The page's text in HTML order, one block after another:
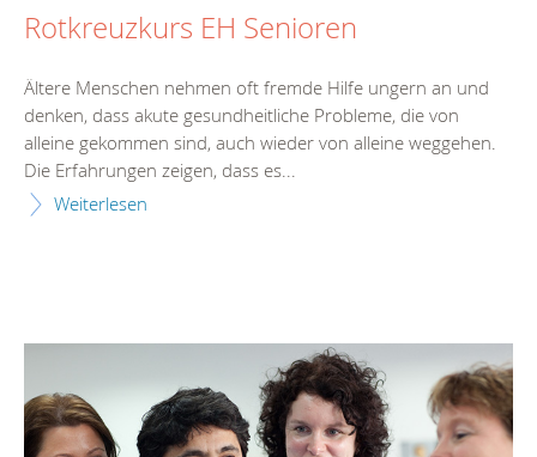
Rotkreuzkurs EH Senioren
Ältere Menschen nehmen oft fremde Hilfe ungern an und
denken, dass akute gesundheitliche Probleme, die von
alleine gekommen sind, auch wieder von alleine weggehen.
Die Erfahrungen zeigen, dass es...
Weiterlesen